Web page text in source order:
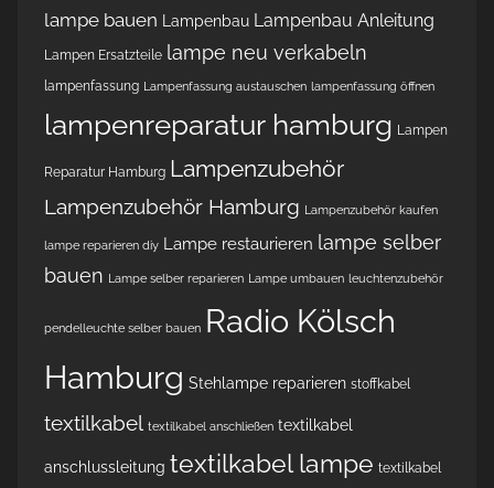
lampe bauen
Lampenbau Lampenbau Anleitung
Lampen Ersatzteile lampe neu verkabeln
lampenfassung Lampenfassung austauschen lampenfassung öffnen
lampenreparatur hamburg Lampen
Reparatur Hamburg Lampenzubehör
Lampenzubehör Hamburg Lampenzubehör kaufen
lampe reparieren diy Lampe restaurieren lampe selber
bauen Lampe selber reparieren Lampe umbauen leuchtenzubehör
pendelleuchte selber bauen Radio Kölsch
Hamburg Stehlampe reparieren stoffkabel
textilkabel textilkabel anschließen textilkabel
anschlussleitung textilkabel lampe textilkabel